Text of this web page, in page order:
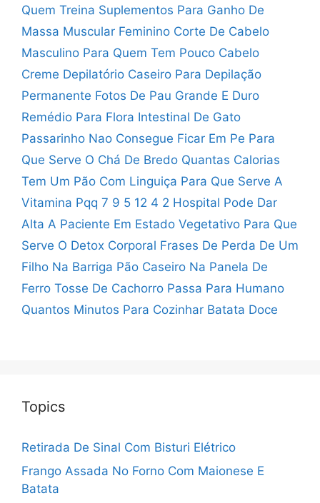
Quem Treina Suplementos Para Ganho De
Massa Muscular Feminino Corte De Cabelo
Masculino Para Quem Tem Pouco Cabelo
Creme Depilatório Caseiro Para Depilação
Permanente Fotos De Pau Grande E Duro
Remédio Para Flora Intestinal De Gato
Passarinho Nao Consegue Ficar Em Pe Para
Que Serve O Chá De Bredo Quantas Calorias
Tem Um Pão Com Linguiça Para Que Serve A
Vitamina Pqq 7 9 5 12 4 2 Hospital Pode Dar
Alta A Paciente Em Estado Vegetativo Para Que
Serve O Detox Corporal Frases De Perda De Um
Filho Na Barriga Pão Caseiro Na Panela De
Ferro Tosse De Cachorro Passa Para Humano
Quantos Minutos Para Cozinhar Batata Doce
Topics
Retirada De Sinal Com Bisturi Elétrico
Frango Assada No Forno Com Maionese E
Batata